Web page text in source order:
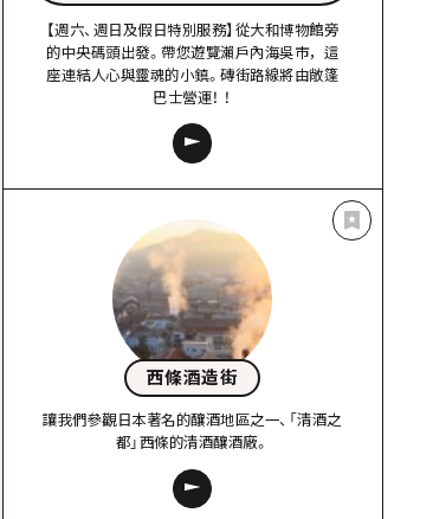
【週六、週日及假日特別服務】從大和博物館旁
的中央碼頭出發。帶您遊覽瀨戶內海吳市，這
座連結人心與靈魂的小鎮。磚街路線將由敞篷
巴士營運！ ！
西條酒造街
讓我們參觀日本著名的釀酒地區之一、「清酒之
都」西條的清酒釀酒廠。